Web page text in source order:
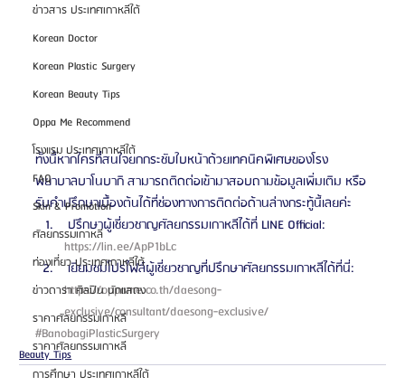
ข่าวสาร ประเทศเกาหลีใต้
Korean Doctor
Korean Plastic Surgery
Korean Beauty Tips
Oppa Me Recommend
โรงแรม ประเทศเกาหลีใต้
FAQ
Skin & Promotion
ศัลยกรรมเกาหลี
ท่องเที่ยว ประเทศเกาหลีใต้
ข่าวดารา ศิลปิน นักแสดง
ราคาศัลยกรรมเกาหลี
ราคาศัลยกรรมเกาหลี
การศึกษา ประเทศเกาหลีใต้
ทั้งนี้หากใครที่สนใจยกกระชับใบหน้าด้วยเทคนิคพิเศษของโรง
พยาบาลบาโนบากิ สามารถติดต่อเข้ามาสอบถามข้อมูลเพิ่มเติม หรือ
รับคำปรึกษาเบื้องต้นได้ที่ช่องทางการติดต่อด้านล่างกระทู้นี้เลยค่ะ
ปรึกษาผู้เชี่ยวชาญศัลยกรรมเกาหลีได้ที่ LINE Official:
https://lin.ee/ApP1bLc
เยี่ยมชมโปรไฟล์ผู้เชี่ยวชาญที่ปรึกษาศัลยกรรมเกาหลีได้ที่นี่:
https://oppame.co.th/daesong-
exclusive/consultant/daesong-exclusive/
#BanobagiPlasticSurgery
Beauty Tips